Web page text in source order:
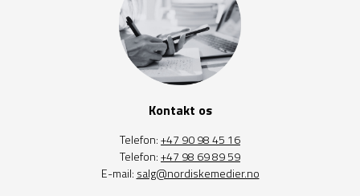
Kontakt os
Telefon:+47 90 98 45 16
Telefon:+47 98 69 89 59
E-mail: salg@nordiskemedier.no